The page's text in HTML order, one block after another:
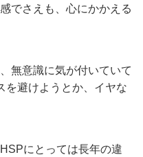
でさえも、心にかかえる
無意識に気が付いていて
を避けようとか、イヤな
にとっては長年の違